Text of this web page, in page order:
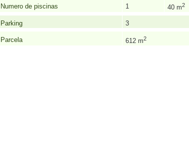
Numero de piscinas
1 40 m2
Parking 3
Parcela 612 m2